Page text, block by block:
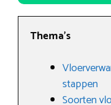
Thema’s
stappen
Soorten